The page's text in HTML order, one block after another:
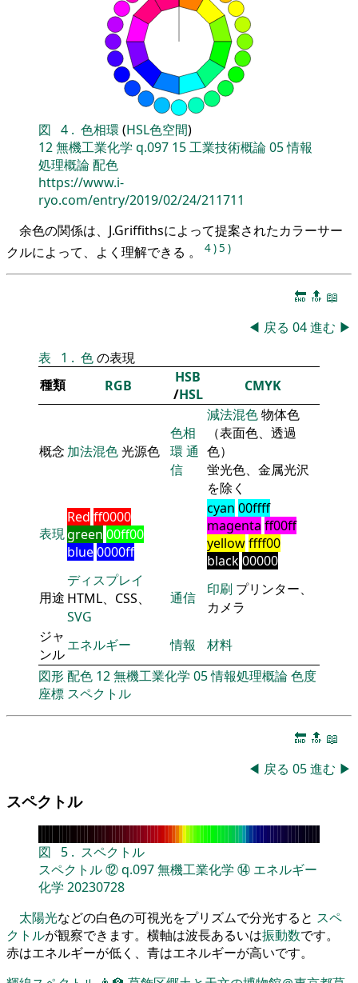
図 4 . 色相環 (HSL色空間)
12無機工業化学 q.097 15工業技術概論05情報
処理概論配色
https://www.i-
ryo.com/entry/2019/02/24/211711
余色の関係は、J.Griffithsによって提案されたカラーサー
クルによって、よく理解できる 。
4)5 )
🔚 🔝 📖
◀ 戻る 04進む ▶
表
1 . 色の表現
種類
RGB
HSB
/HSL CMYK
概念 加法混色光源色
色相
環 通
信
減法混色物体色
（表面色、透過
色）
蛍光色、金属光沢
を除く
表現
Red ff0000
green 00ff00
blue0000ff
cyan 00ffff
magenta ff00ff
yellowffff00
black00000
用途
ディスプレイ
HTML、CSS、
SVG
通信 印刷 プリンター、
カメラ
ジャ
ンル
エネルギー 情報
材料
図形配色 12無機工業化学 05情報処理概論色度
座標 スペクトル
🔚 🔝 📖
◀ 戻る 05進む ▶
スペクトル
図 5 . スペクトル
スペクトル⑫q.097無機工業化学 ⑭ エネルギー
化学 20230728
太陽光などの白色の可視光をプリズムで分光すると スペ
クトルが観察できます。横軸は波長あるいは振動数です。
赤はエネルギーが低く、青はエネルギーが高いです。